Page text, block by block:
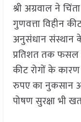
श्री अग्रवाल ने
गुणवत्ता विहीन
अनुसंधान संस्थान
प्रतिशत तक फसल
कीट रोगों के
रुपए का नुकसान
पोषण सुरक्षा भी